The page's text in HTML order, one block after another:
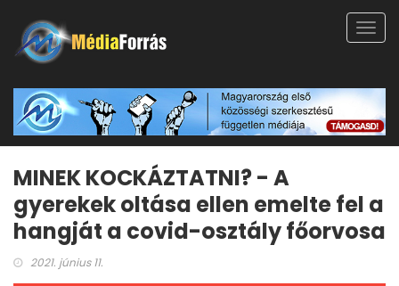
MINEK KOCKÁZTATNI? - A
gyerekek oltása ellen emelte fel a
hangját a covid-osztály főorvosa
2021. június 11.